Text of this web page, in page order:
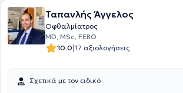
Ταπανλής Άγγελος
Οφθαλμίατρος
MD, MSc, FEBO
10.0|17 αξιολογήσεις
Σχετικά με τον ειδικό